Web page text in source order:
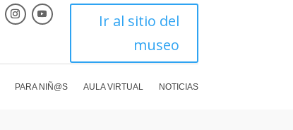
Ir al sitio del
museo
PARA NIÑ@S AULA VIRTUAL NOTICIAS